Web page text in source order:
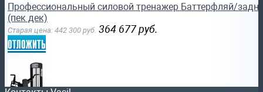
Профессиональный силовой тренажер Баттерфляй/
(пек дек)
Старая цена: 442 300 руб. 364 677 руб.
отложить